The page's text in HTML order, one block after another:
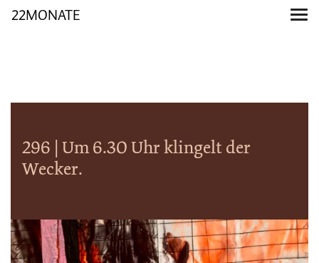
22MONATE
296 | Um 6.30 Uhr klingelt der
Wecker.